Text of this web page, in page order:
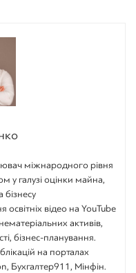
міжнародного рівня
у галузі оцінки майна,
освітніх відео на YouTube
активів,
бізнес-планування.
на порталах
Бухгалтер911, Мінфін.